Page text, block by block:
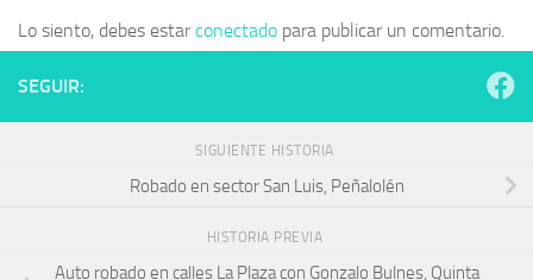
Lo siento, debes estarconectado para publicar un comentario.
SEGUIR:
SIGUIENTE HISTORIA
Robado en sector San Luis, Peñalolén
HISTORIA PREVIA
Auto robado en calles La Plaza con Gonzalo Bulnes, Quinta